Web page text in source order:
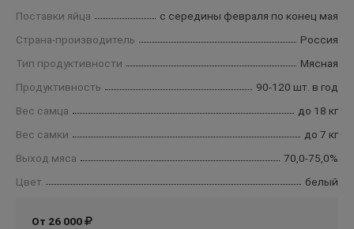
От 26 000
Поставки яйца
с середины февраля по конец мая
Страна-производитель
Россия
Тип продуктивности
Мясная
Продуктивность
90-120 шт. в год
Вес самца
до 18 кг
Вес самки
до 7 кг
Выход мяса
70,0-75,0%
Цвет
белый